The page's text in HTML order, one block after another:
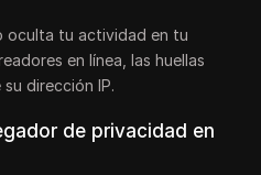
oculta tu actividad en tu
en línea, las huellas
dirección IP.
de privacidad en